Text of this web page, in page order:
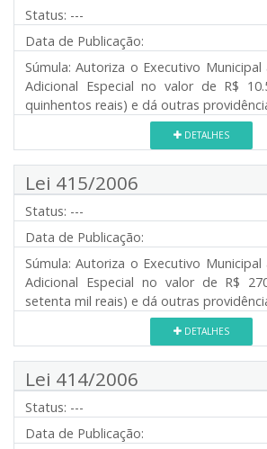
Status: ---
Data de Publicação:
Súmula: Autoriza o Executivo
Adicional Especial no valor de R$
quinhentos reais) e dá outras
DETALHES
Lei 415/2006
Status: ---
Data de Publicação:
Súmula: Autoriza o Executivo
Adicional Especial no valor de R$
setenta mil reais) e dá outras
DETALHES
Lei 414/2006
Status: ---
Data de Publicação: